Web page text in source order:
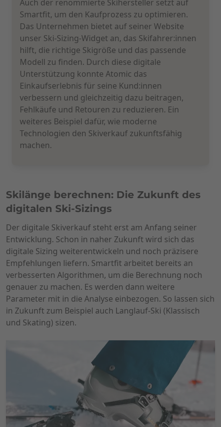
Auch der renommierte Skihersteller setzt auf
Smartfit, um den Kaufprozess zu optimieren.
Das Unternehmen bietet auf seiner Website
unser Ski-Sizing-Widget an, das Skifahrer:innen
hilft, die richtige Skigröße und das passende
Modell zu finden. Durch diese digitale
Unterstützung konnte Atomic das
Einkaufserlebnis für seine Kund:innen
verbessern und gleichzeitig dazu beitragen,
Fehlkäufe und Retouren zu reduzieren. Ein
weiteres Beispiel dafür, wie moderne
Technologien den Skiverkauf zukunftsfähig
machen.
Skilänge berechnen: Die Zukunft des
digitalen Ski-Sizings
Der digitale Skiverkauf steht erst am Anfang seiner
Entwicklung. Schon in naher Zukunft wird sich das
digitale Sizing weiterentwickeln und noch präzisere
Empfehlungen liefern. Smartfit arbeitet bereits an
verbesserten Algorithmen, um die Berechnung noch
genauer zu machen. Es werden dann weitere
Parameter mit in die Analyse einbezogen. So lassen sich
in Zukunft zum Beispiel auch Langlauf-Ski (Klassisch
und Skating) sizen.